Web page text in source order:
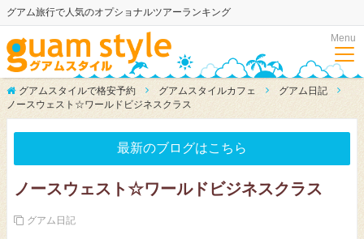
グアム旅行で人気のオプショナルツアーランキング
Menu
グアムスタイルで格安予約 グアムスタイルカフェ
グアム日記
ノースウェスト☆ワールドビジネスクラス
最新のブログはこちら
ノースウェスト☆ワールドビジネスクラス
グアム日記